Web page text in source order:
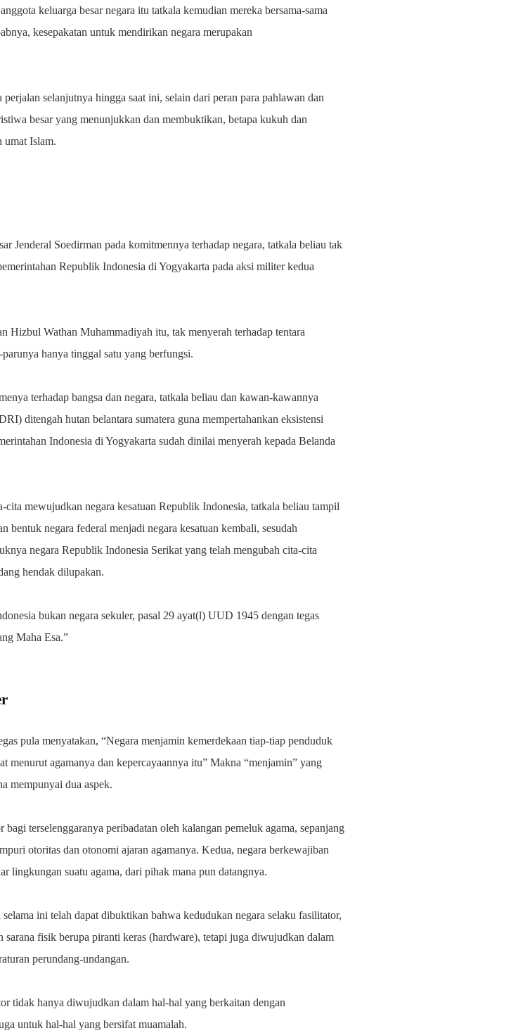
keluarga besar negara itu tatkala kemudian mereka bersama-sama
kesepakatan untuk mendirikan negara merupakan
selanjutnya hingga saat ini, selain dari peran para pahlawan dan
besar yang menunjukkan dan membuktikan, betapa kukuh dan
umat Islam.
Jenderal Soedirman pada komitmennya terhadap negara, tatkala beliau tak
Republik Indonesia di Yogyakarta pada aksi militer kedua
Hizbul Wathan Muhammadiyah itu, tak menyerah terhadap tentara
hanya tinggal satu yang berfungsi.
terhadap bangsa dan negara, tatkala beliau dan kawan-kawannya
ditengah hutan belantara sumatera guna mempertahankan eksistensi
Indonesia di Yogyakarta sudah dinilai menyerah kepada Belanda
mewujudkan negara kesatuan Republik Indonesia, tatkala beliau tampil
negara federal menjadi negara kesatuan kembali, sesudah
negara Republik Indonesia Serikat yang telah mengubah cita-cita
hendak dilupakan.
bukan negara sekuler, pasal 29 ayat(l) UUD 1945 dengan tegas
Maha Esa.”
pula menyatakan, “Negara menjamin kemerdekaan tiap-tiap penduduk
menurut agamanya dan kepercayaannya itu” Makna “menjamin” yang
mempunyai dua aspek.
terselenggaranya peribadatan oleh kalangan pemeluk agama, sepanjang
otoritas dan otonomi ajaran agamanya. Kedua, negara berkewajiban
lingkungan suatu agama, dari pihak mana pun datangnya.
ini telah dapat dibuktikan bahwa kedudukan negara selaku fasilitator,
fisik berupa piranti keras (hardware), tetapi juga diwujudkan dalam
perundang-undangan.
tidak hanya diwujudkan dalam hal-hal yang berkaitan dengan
untuk hal-hal yang bersifat muamalah.